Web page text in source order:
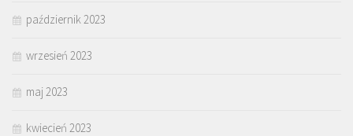
październik 2023
wrzesień 2023
maj 2023
kwiecień 2023